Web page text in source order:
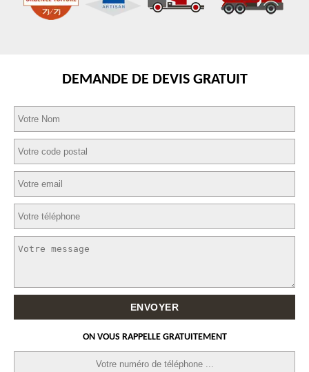
DEMANDE DE DEVIS GRATUIT
ON VOUS RAPPELLE GRATUITEMENT